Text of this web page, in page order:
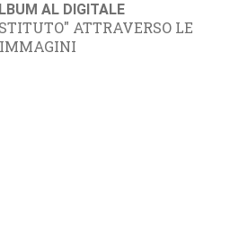
AL DIGITALE
ATTRAVERSO LE
IMMAGINI